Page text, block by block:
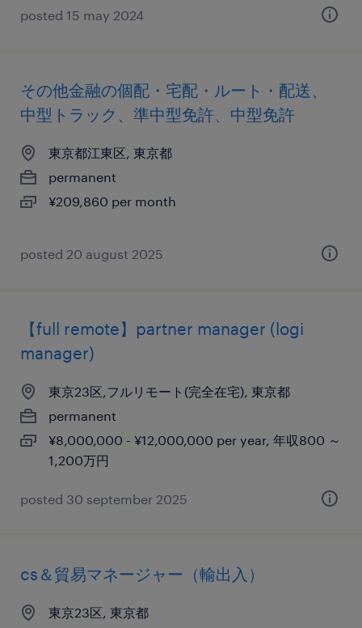
posted 15 may 2024
その他金融の個配・宅配・ルート・配送、
中型トラック、準中型免許、中型免許
東京都江東区, 東京都
permanent
¥209,860 per month
posted 20 august 2025
【full remote】partner manager (logi
manager)
東京23区,フルリモート(完全在宅), 東京都
permanent
¥8,000,000 - ¥12,000,000 per year, 年収800 ～
1,200万円
posted 30 september 2025
cs＆貿易マネージャー（輸出入）
東京23区, 東京都